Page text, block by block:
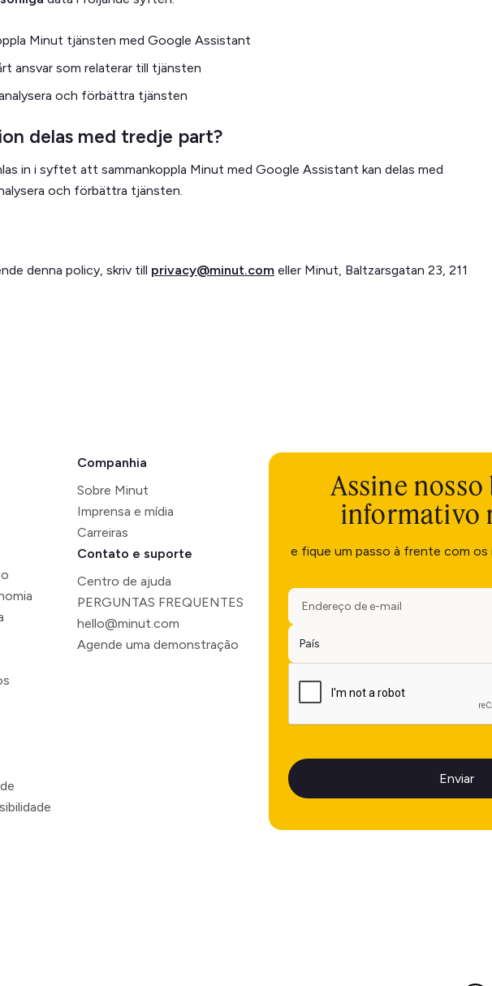
Minut tjänsten med Google Assistant
ansvar som relaterar till tjänsten
och förbättra tjänsten
delas med tredje part?
in i syftet att sammankoppla Minut med Google Assistant kan delas med
och förbättra tjänsten.
denna policy, skriv till privacy@minut.com eller Minut, Baltzarsgatan 23, 211
Companhia
Sobre Minut
Imprensa e mídia
Carreiras
Contato e suporte
Centro de ajuda
PERGUNTAS FREQUENTES
hello@minut.com
Agende uma demonstração
Assine
informativo
e fique um passo à frente com